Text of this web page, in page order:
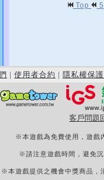
Top 5
| 使用者合約 | 隱私權保護
客戶問題
※本遊戲為免費使用，遊戲
※請注意遊戲時間，避免
※本遊戲提供之機會中獎商品，